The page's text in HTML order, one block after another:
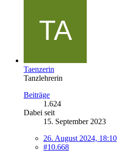
Taenzerin
Tanzlehrerin
Beiträge
1.624
Dabei seit
15. September 2023
26. August 2024, 18:10
#10.668